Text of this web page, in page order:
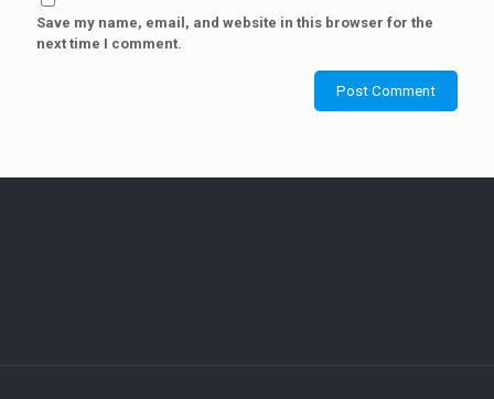
Save my name, email, and website in this browser for the
next time I comment.